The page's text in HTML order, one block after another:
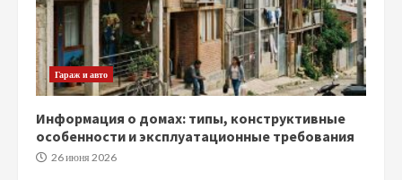
Гараж и авто
Информация о домах: типы, конструктивные
особенности и эксплуатационные требования
26 июня 2026